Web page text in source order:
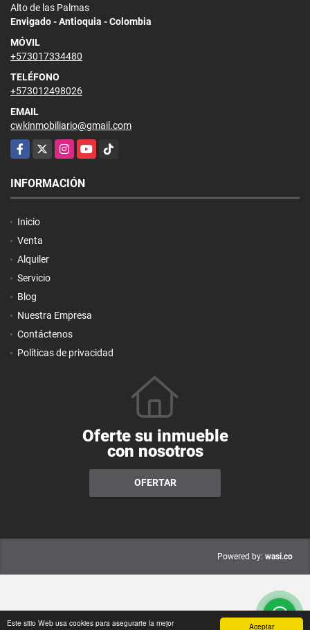
Aceptar
Este sitio Web usa cookies para asegurarte la mejor
Alto de las Palmas
Envigado - Antioquia - Colombia
MÓVIL
+573017334480
TELÉFONO
+573012498026
EMAIL
cwkinmobiliario@gmail.com
Facebook
X InstagramYouTubeTikTok
INFORMACIÓN
Inicio
Venta
Alquiler
Servicio
Blog
Nuestra Empresa
Contáctenos
Políticas de privacidad
Oferte su inmueble
con nosotros
OFERTAR
Powered by: wasi.co